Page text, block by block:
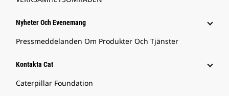
Nyheter Och Evenemang
Pressmeddelanden Om Produkter Och Tjänster
Kontakta Cat
Caterpillar Foundation